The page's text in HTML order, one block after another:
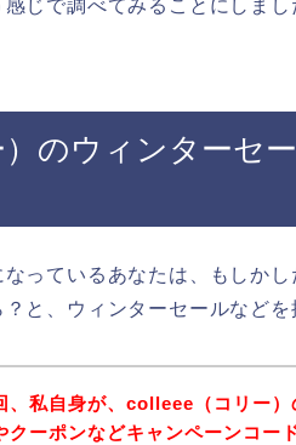
じで調べてみることにしまし
のウィンターセ
っているあなたは、もしか
と、ウィンターセールなどを
、私自身が、colleee（コリー）
クーポンなどキャンペーンコー